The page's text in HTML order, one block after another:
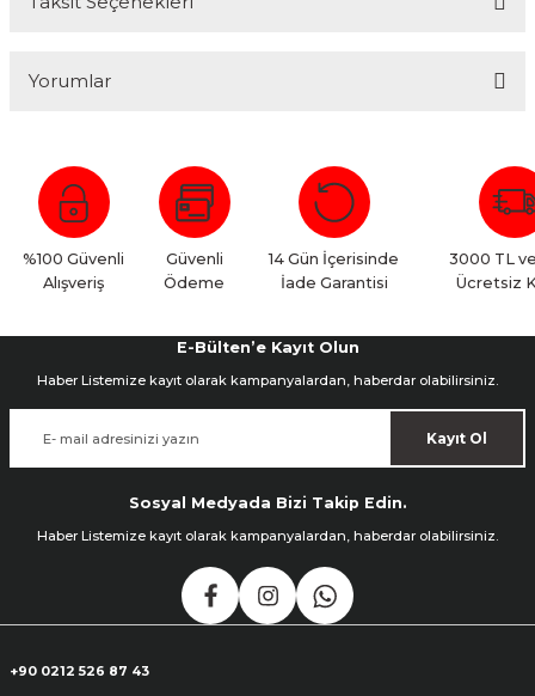
Yorumlar
Bu ürüne ilk yorumu siz yapın!
Yorum Yaz
%100 Güvenli
Alışveriş
Güvenli
Ödeme
14 Gün İçerisinde
İade Garantisi
3000 TL
Ücretsiz
E-Bülten’e Kayıt Olun
Haber Listemize kayıt olarak kampanyalardan, haberdar olabilirsiniz.
Kayıt Ol
Sosyal Medyada Bizi Takip Edin.
Haber Listemize kayıt olarak kampanyalardan, haberdar olabilirsiniz.
+90 0212 526 87 43